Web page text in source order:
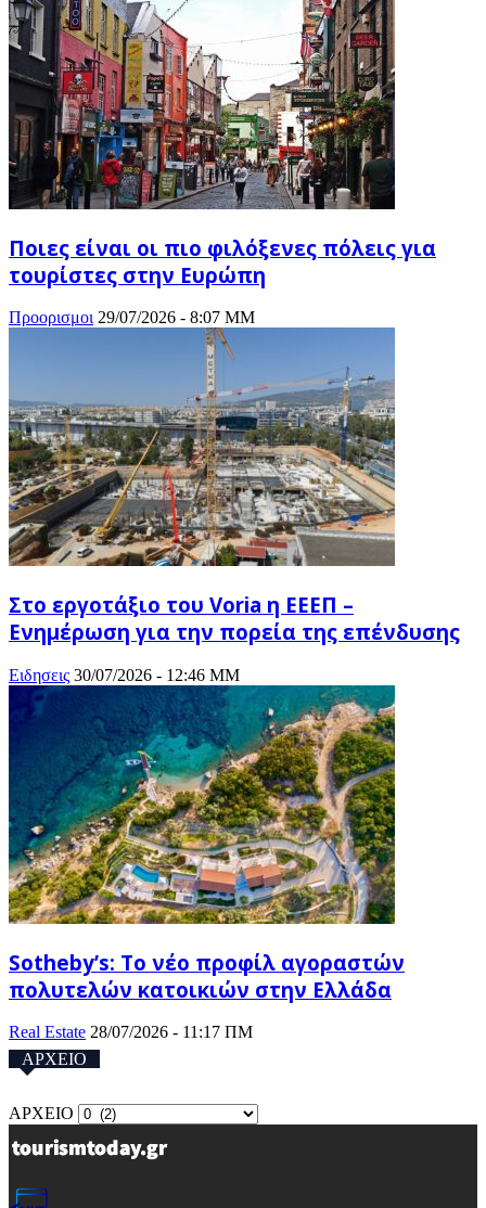
Ποιες είναι οι πιο φιλόξενες πόλεις για
τουρίστες στην Ευρώπη
Προορισμοι 29/07/2026 - 8:07 ΜΜ
Στο εργοτάξιο του Voria η ΕΕΕΠ –
Ενημέρωση για την πορεία της επένδυσης
Ειδησεις 30/07/2026 - 12:46 ΜΜ
Sotheby’s: Το νέο προφίλ αγοραστών
πολυτελών κατοικιών στην Ελλάδα
Real Estate 28/07/2026 - 11:17 ΠΜ
ΑΡΧΕΙΟ
ΑΡΧΕΙΟ